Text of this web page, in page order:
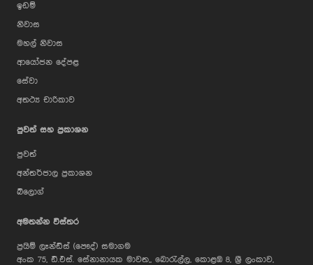
ඉඩම්
නිවාස
මහල් නිවාස
ආයෝජන දේපළ
සේවා
අතථ්‍ය චාරිකාව
පුවත් සහ ප්‍රකාශන
පුවත්
අන්තර්ජාල ප්‍රකාශන
බ්ලොග්
අමතන්න විස්තර
ප්‍රයිම් ලෑන්ඩ්ස් (පෞද්) සමාගම
අංක 75, ඩී.එස්. සේනානායක මාවත,, බොරැල්ල, කොළඹ 8, ශ්‍රී ලංකාව,
Hi, I'm Prime Bee, Your AI